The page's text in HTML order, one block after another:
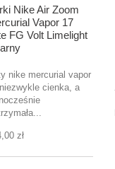
Nike Air Zoom
Vapor 17
FG Volt Limelight
nike mercurial vapor
cienka, a
zł